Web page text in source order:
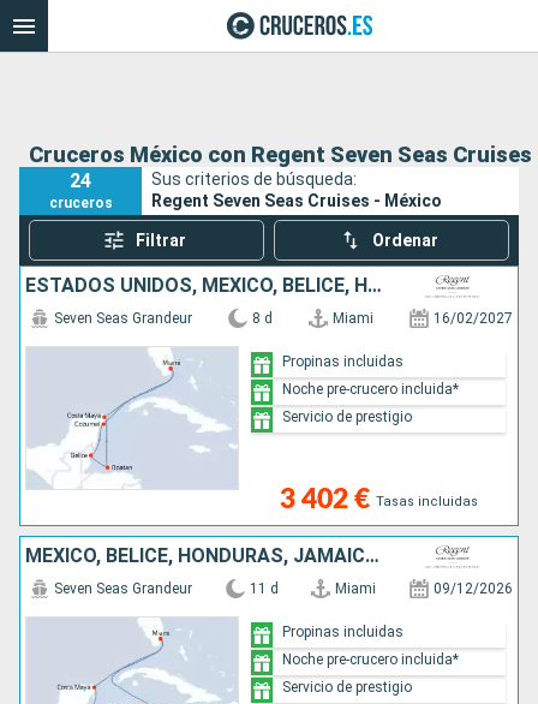
Cruceros México con Regent Seven Seas Cruises
24
cruceros
Sus criterios de búsqueda:
Regent Seven Seas Cruises - México
Filtrar Ordenar
ESTADOS UNIDOS, MÉXICO, BELICE, HONDURAS
Seven Seas Grandeur 8 d Miami 16/02/2027
3 402 € Tasas incluidas
Propinas incluidas
Noche pre-crucero incluida*
Servicio de prestigio
MÉXICO, BELICE, HONDURAS, JAMAICA, ISLAS CAIMÁN, ESTADOS UNIDOS
Seven Seas Grandeur 11 d Miami 09/12/2026
Propinas incluidas
Noche pre-crucero incluida*
Servicio de prestigio